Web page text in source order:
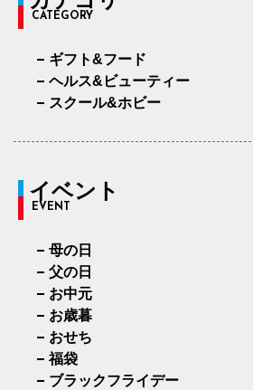
CATEGORY
ギフト&フード
ヘルス&ビューティー
スクール&ホビー
イベント
EVENT
母の日
父の日
お中元
お歳暮
おせち
福袋
ブラックフライデー